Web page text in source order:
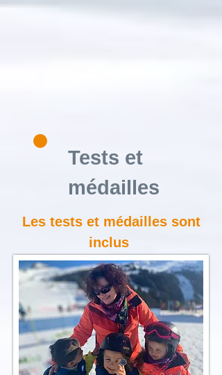
Tests et
médailles
Les tests et médailles sont
inclus